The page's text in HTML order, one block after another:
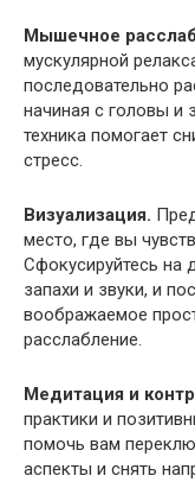
Мышечное
мускулярной
последовательно
начиная с головы и
техника помогает
стресс.
Визуализация.
место, где вы
Сфокусируйтесь на
запахи и звуки, и
воображаемое
расслабление.
Медитация и
практики и
помочь вам
аспекты и снять